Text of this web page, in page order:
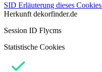
SID Erläuterung dieses Cookies
Herkunft dekorfinder.de
Session ID Flycms
Statistische Cookies